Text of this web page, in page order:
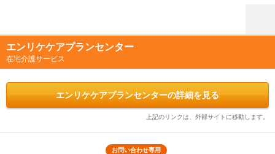
エンリケケアプランセンター
在宅介護サービス
エンリケケアプランセンターの詳細を見る
上記のリンクは、外部サイトに移動します。
お問い合わせ専用